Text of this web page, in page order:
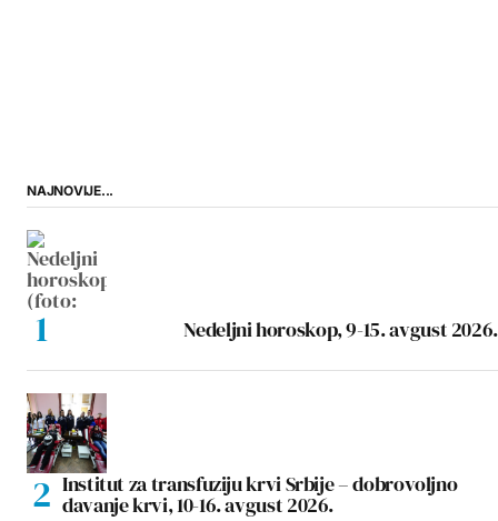
NAJNOVIJE...
Nedeljni horoskop, 9-15. avgust 2026.
Institut za transfuziju krvi Srbije – dobrovoljno
davanje krvi, 10-16. avgust 2026.